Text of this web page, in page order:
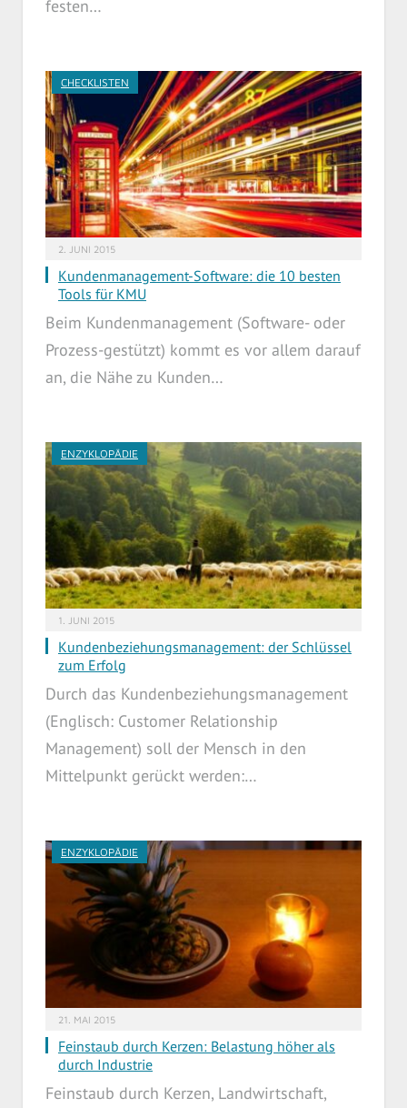
festen…
CHECKLISTEN
2. JUNI 2015
Kundenmanagement-Software: die 10 besten
Tools für KMU
Beim Kundenmanagement (Software- oder
Prozess-gestützt) kommt es vor allem darauf
an, die Nähe zu Kunden…
ENZYKLOPÄDIE
1. JUNI 2015
Kundenbeziehungsmanagement: der Schlüssel
zum Erfolg
Durch das Kundenbeziehungsmanagement
(Englisch: Customer Relationship
Management) soll der Mensch in den
Mittelpunkt gerückt werden:…
ENZYKLOPÄDIE
21. MAI 2015
Feinstaub durch Kerzen: Belastung höher als
durch Industrie
Feinstaub durch Kerzen, Landwirtschaft,